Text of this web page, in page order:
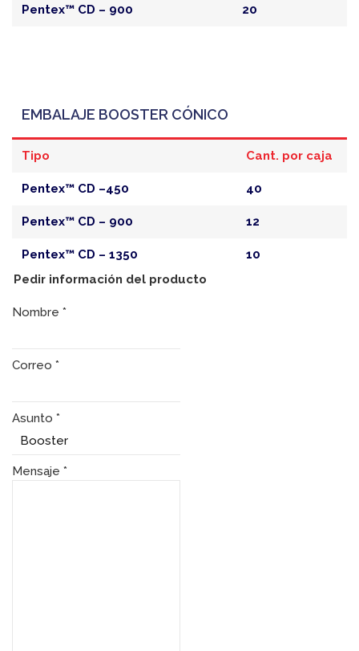
Pentex™ CD – 900 20
EMBALAJE BOOSTER CÓNICO
Tipo Cant. por caja
Pentex™ CD –450 40
Pentex™ CD – 900 12
Pentex™ CD – 1350
10
Pedir información del producto
Nombre *
Correo *
Asunto *
Mensaje *